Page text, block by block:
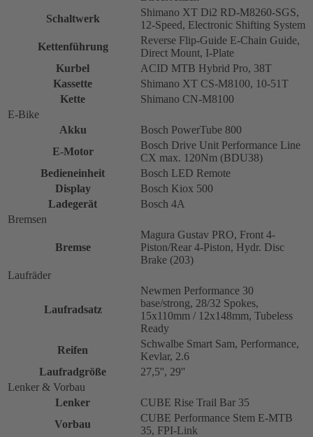
Schaltwerk
Shimano XT Di2 RD-M8260-SGS,
12-Speed, Electronic Shifting System
Kettenführung
Reverse Flip-Guide E-Chain Guide,
Direct Mount, I-Plate
Kurbel
ACID MTB Hybrid Pro, 38T
Kassette
Shimano XT CS-M8100, 10-51T
Kette
Shimano CN-M8100
E-Bike
Akku
Bosch PowerTube 800
E-Motor
Bosch Drive Unit Performance Line
CX max. 120Nm (BDU38)
Bedieneinheit
Bosch LED Remote
Display
Bosch Kiox 500
Ladegerät
Bosch 4A
Bremsen
Bremse
Magura Gustav PRO, Front 4-
Piston/Rear 4-Piston, Hydr. Disc
Brake (203)
Laufräder
Laufradsatz
Newmen Performance 30
base/strong, 28/32 Spokes,
15x110mm / 12x148mm, Tubeless
Ready
Reifen
Schwalbe Smart Sam, Performance,
Kevlar, 2.6
Laufradgröße
27,5'', 29''
Lenker & Vorbau
Lenker
CUBE Rise Trail Bar 35
Vorbau
CUBE Performance Stem E-MTB
35, FPI-Link